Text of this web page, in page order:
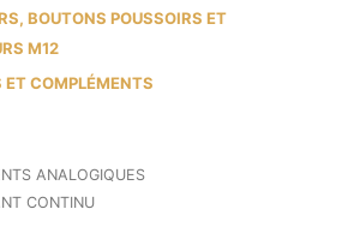
BOUTONS POUSSOIRS ET
M12
ET COMPLÉMENTS
ANALOGIQUES
CONTINU